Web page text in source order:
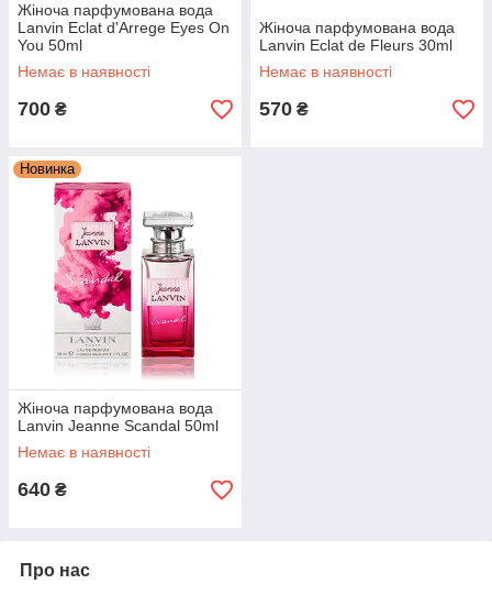
Жіноча парфумована вода
Lanvin Eclat d'Arrege Eyes On
You 50ml
Немає в наявності
700 ₴
Жіноча парфумована вода
Lanvin Eclat de Fleurs 30ml
Немає в наявності
570 ₴
Новинка
Жіноча парфумована вода
Lanvin Jeanne Scandal 50ml
Немає в наявності
640 ₴
Про нас